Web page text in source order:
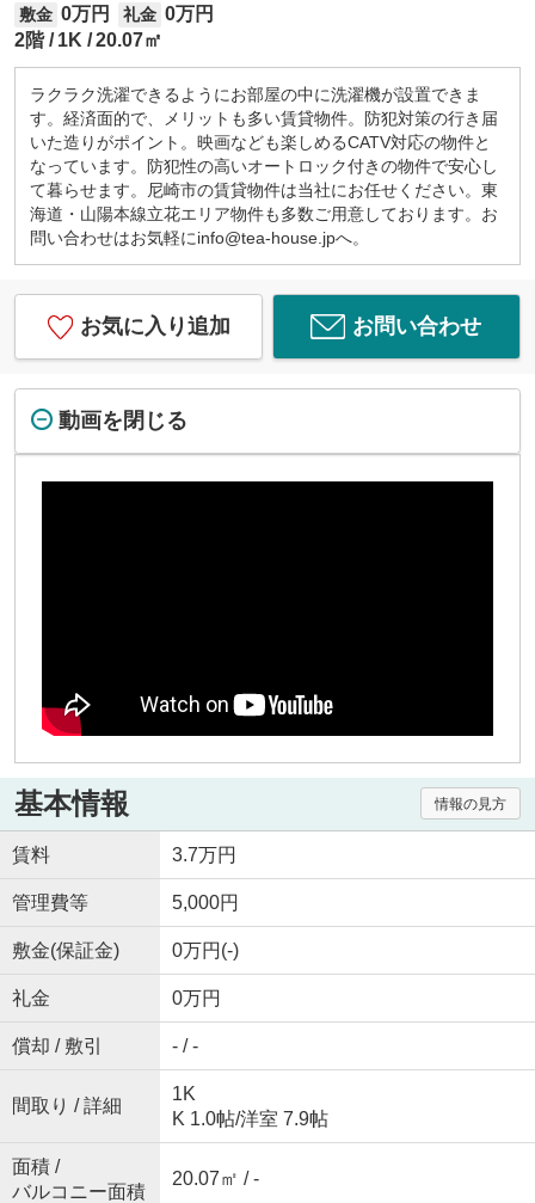
敷金 0万円 礼金 0万円
2階
1K 20.07㎡
ラクラク洗濯できるようにお部屋の中に洗濯機が設置できま
す。経済面的で、メリットも多い賃貸物件。防犯対策の行き届
いた造りがポイント。映画なども楽しめるCATV対応の物件と
なっています。防犯性の高いオートロック付きの物件で安心し
て暮らせます。尼崎市の賃貸物件は当社にお任せください。東
海道・山陽本線立花エリア物件も多数ご用意しております。お
問い合わせはお気軽にinfo@tea-house.jpへ。
お気に入り追加 お問い合わせ
動画を閉じる
基本情報 情報の見方
賃料 3.7万円
管理費等 5,000円
敷金(保証金) 0万円(-)
礼金 0万円
償却 / 敷引 - / -
間取り / 詳細
1K
K 1.0帖/洋室 7.9帖
面積 /
バルコニー面積
20.07㎡ / -